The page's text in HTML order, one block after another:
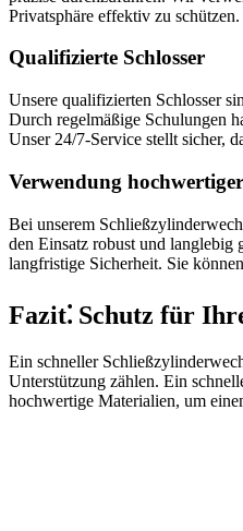
Privatsphäre effektiv zu
Qualifizierte Schlosser
Unsere qualifizierten Schlosser
Durch regelmäßige Schulungen
Unser 24/7-Service stellt sicher,
Verwendung
Bei unserem
den Einsatz robust und langlebig
langfristige Sicherheit.​ Sie
Fazit⁚ Schutz für
Ein schneller
Unterstützung zählen.​ Ein
hochwertige Materialien, um